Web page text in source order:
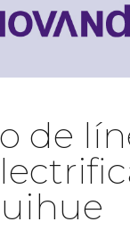
de